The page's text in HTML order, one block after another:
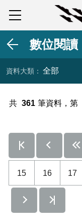
數位閱讀
全部
共 361 筆資料，第
15 16 17